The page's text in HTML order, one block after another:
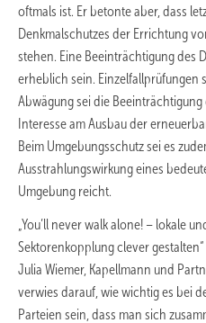
oftmals ist. Er betonte aber, dass
Denkmalschutzes der Errichtung
stehen. Eine Beeinträchtigung des
erheblich sein. Einzelfallprüfungen
Abwägung sei die
Interesse am Ausbau der
Beim Umgebungsschutz sei es
Ausstrahlungswirkung eines
Umgebung reicht.
„You’ll never walk alone! – lokale
Sektorenkopplung clever
Julia Wiemer, Kapellmann und
verwies darauf, wie wichtig es bei
Parteien sein, dass man sich